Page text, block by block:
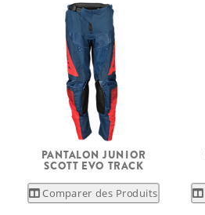
PANTALON JUNIOR
SCOTT EVO TRACK
Comparer des Produits